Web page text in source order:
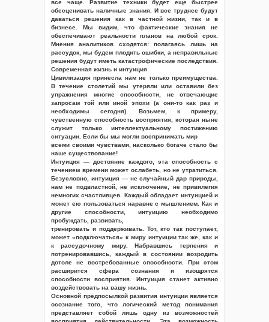
все чаще. Развитие техники будет еще быстрее
обесценивать наличные знания. И все труднее будут
даваться решения как в частной жизни, так и в
бизнесе. Мы видим, что фактические знания не
обеспечивают реальности планов на любой срок.
Мнения аналитиков сходятся: полагаясь лишь на
рассудок, мы будем плодить ошибки, а неправильные
решения будут иметь катастрофические последствия.
Современная жизнь и интуиция
Цивилизация принесла нам не только преимущества.
В течение столетий мы утеряли или оставили без
упражнения многие способности, не отвечающие
запросам той или иной эпохи (а они-то как раз и
необходимы сегодня). Возьмем, к примеру,
чувственную способность восприятия, которая ныне
служит только интеллектуальному постижению
ситуации. Если бы мы могли воспринимать мир
всеми своими чувствами, насколько богаче стало бы
наше существование!
Интуиция — достояние каждого, эта способность с
течением времени может ослабеть, но не утратиться.
Безусловно, интуиция — не случайный дар природы,
нам не подвластной, не исключение, не привилегия
немногих счастливцев. Каждый обладает интуицией и
может ею пользоваться наравне с мышлением. Как и
другие способности, интуицию необходимо
пробуждать, развивать,
тренировать и поддерживать. Тот, кто так поступает,
может «подключаться» к миру интуиции так же, как и
к рассудочному миру. Набравшись терпения и
потренировавшись, каждый в состоянии возродить
дотоле не востребованные способности. При этом
расширится сфера сознания и изощрятся
способности восприятия. Интуиция станет активно
воздействовать на вашу жизнь.
Основной предпосылкой развития интуиции является
осознание того, что логический метод понимания
представляет собой лишь одну из возможностей